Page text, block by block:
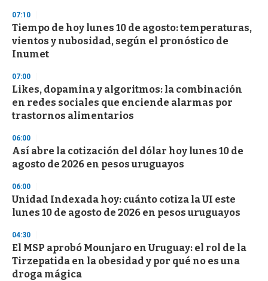
d
s
07:10
Tiempo de hoy lunes 10 de agosto: temperaturas,
vientos y nubosidad, según el pronóstico de
Inumet
07:00
Likes, dopamina y algoritmos: la combinación
en redes sociales que enciende alarmas por
trastornos alimentarios
06:00
Así abre la cotización del dólar hoy lunes 10 de
agosto de 2026 en pesos uruguayos
06:00
Unidad Indexada hoy: cuánto cotiza la UI este
lunes 10 de agosto de 2026 en pesos uruguayos
04:30
El MSP aprobó Mounjaro en Uruguay: el rol de la
Tirzepatida en la obesidad y por qué no es una
droga mágica